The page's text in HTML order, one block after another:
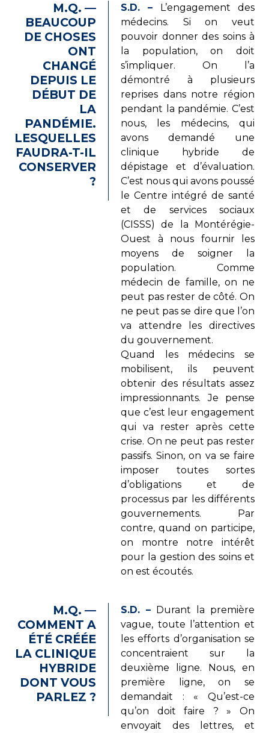
M.Q. —
BEAUCOUP
DE CHOSES
ONT
CHANGÉ
DEPUIS LE
DÉBUT DE
LA
PANDÉMIE.
LESQUELLES
FAUDRA-T-IL
CONSERVER
?
S.D. – L’engagement des
médecins. Si on veut
pouvoir donner des soins à
la population, on doit
s’impliquer. On l’a
démontré à plusieurs
reprises dans notre région
pendant la pandémie. C’est
nous, les médecins, qui
avons demandé une
clinique hybride de
dépistage et d’évaluation.
C’est nous qui avons poussé
le Centre intégré de santé
et de services sociaux
(CISSS) de la Montérégie-
Ouest à nous fournir les
moyens de soigner la
population. Comme
médecin de famille, on ne
peut pas rester de côté. On
ne peut pas se dire que l’on
va attendre les directives
du gouvernement.
Quand les médecins se
mobilisent, ils peuvent
obtenir des résultats assez
impressionnants. Je pense
que c’est leur engagement
qui va rester après cette
crise. On ne peut pas rester
passifs. Sinon, on va se faire
imposer toutes sortes
d’obligations et de
processus par les différents
gouvernements. Par
contre, quand on participe,
on montre notre intérêt
pour la gestion des soins et
on est écoutés.
M.Q. —
COMMENT A
ÉTÉ CRÉÉE
LA CLINIQUE
HYBRIDE
DONT VOUS
PARLEZ ?
S.D. – Durant la première
vague, toute l’attention et
les efforts d’organisation se
concentraient sur la
deuxième ligne. Nous, en
première ligne, on se
demandait : « Qu’est-ce
qu’on doit faire ? » On
envoyait des lettres, et